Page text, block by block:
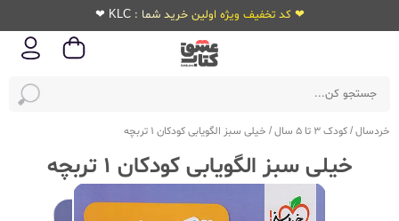
❤ کد تخفیف ویژه اولین خرید شما : KLC ❤
خردسال/کودک 3 تا 5 سال / خیلی سبز الگویابی کودکان 1 تربچه
خیلی سبز الگویابی کودکان 1 تربچه